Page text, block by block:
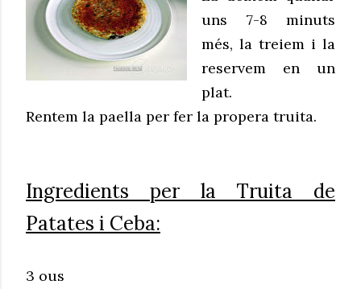
uns 7-8 minuts
més, la treiem i la
reservem en un
plat.
Rentem la paella per fer la propera truita.
Ingredients per la Truita de
Patates i Ceba:
3 ous